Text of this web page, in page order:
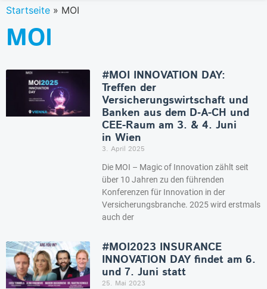
Startseite » MOI
MOI
#MOI INNOVATION DAY:
Treffen der
Versicherungswirtschaft und
Banken aus dem D‑A-CH und
CEE-Raum am 3. & 4. Juni
in Wien
3. April 2025
Die MOI – Magic of Innovation zählt seit
über 10 Jahren zu den führenden
Konferenzen für Innovation in der
Versicherungsbranche. 2025 wird erstmals
auch der
#MOI2023 INSURANCE
INNOVATION DAY findet am 6.
und 7. Juni statt
25. Mai 2023